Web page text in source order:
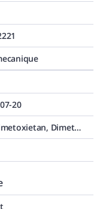
20
1,2-dimetoxietan, Dimethyl Glycol, 1,2-dimethoxyethane